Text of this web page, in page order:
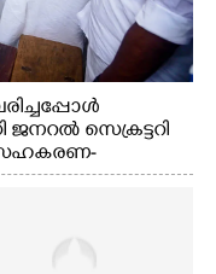
സെക്രട്ടറി
സഹകരണ-
എന്നിവർ